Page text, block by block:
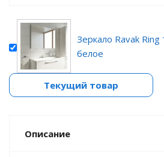
Зеркало Ravak Ring
белое
Текущий товар
Описание